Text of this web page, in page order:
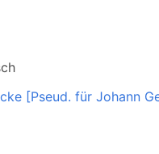
[Pseud. für Johann